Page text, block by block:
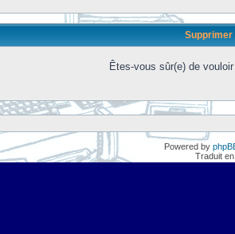
Supprimer
Êtes-vous sûr(e) de
Powered by
Traduit